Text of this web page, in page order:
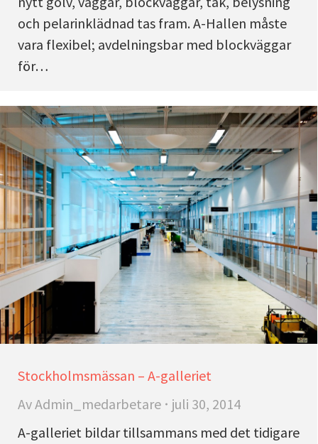
och pelarinklädnad tas fram. A-Hallen måste
vara flexibel; avdelningsbar med blockväggar
för…
Stockholmsmässan – A-galleriet
AvAdmin_medarbetare
juli 30, 2014
A-galleriet bildar tillsammans med det tidigare